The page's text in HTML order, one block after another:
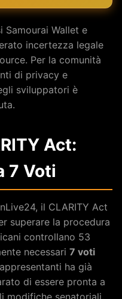
Wallet e
incertezza legale
Per la comunità
di privacy e
sviluppatori è
Act:
7 Voti
il CLARITY Act
superare la procedura
controllano 53
necessari 7 voti
ha già
di essere pronta a
modifiche senatoriali.